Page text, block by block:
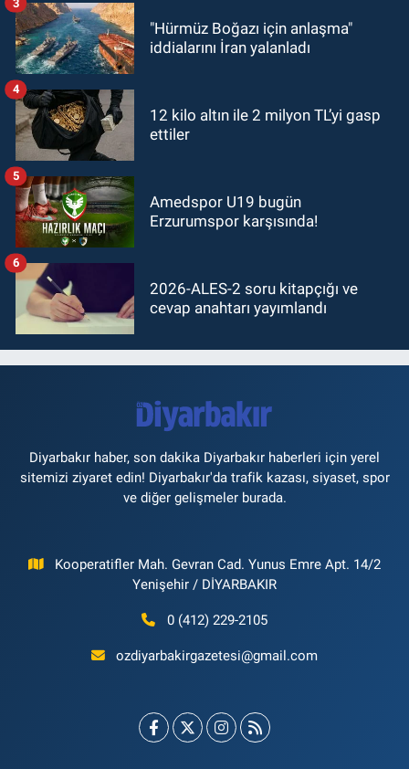
"Hürmüz Boğazı için anlaşma"
iddialarını İran yalanladı
12 kilo altın ile 2 milyon TL’yi gasp
ettiler
4
Amedspor U19 bugün
Erzurumspor karşısında!
5
2026-ALES-2 soru kitapçığı ve
cevap anahtarı yayımlandı
6
Diyarbakır haber, son dakika Diyarbakır haberleri için yerel
sitemizi ziyaret edin! Diyarbakır'da trafik kazası, siyaset, spor
ve diğer gelişmeler burada.
Kooperatifler Mah. Gevran Cad. Yunus Emre Apt. 14/2
Yenişehir / DİYARBAKIR
0 (412) 229-2105
ozdiyarbakirgazetesi@gmail.com